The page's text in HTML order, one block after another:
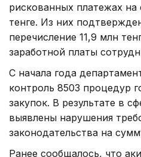
рискованных платежах
тенге. Из них
перечисление 11,9 млн
заработной платы
С начала года
контроль 8503 процедур
закупок. В результате в
выявлены нарушения
законодательства на
Ранее сообщалось, что